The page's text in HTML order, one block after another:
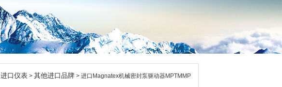
进口仪表 > 其他进口品牌 > 进口Magnatex机械密封泵驱动器‌MPTMMP